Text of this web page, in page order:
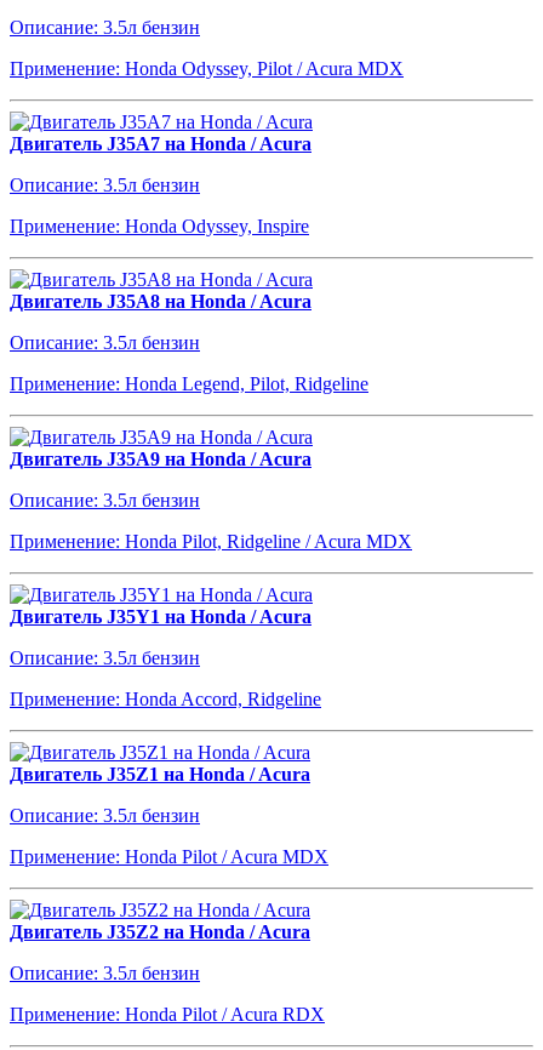
Описание: 3.5л бензин
Применение: Honda Odyssey, Pilot / Acura MDX
Двигатель J35A7 на Honda / Acura
Описание: 3.5л бензин
Применение: Honda Odyssey, Inspire
Двигатель J35A8 на Honda / Acura
Описание: 3.5л бензин
Применение: Honda Legend, Pilot, Ridgeline
Двигатель J35A9 на Honda / Acura
Описание: 3.5л бензин
Применение: Honda Pilot, Ridgeline / Acura MDX
Двигатель J35Y1 на Honda / Acura
Описание: 3.5л бензин
Применение: Honda Accord, Ridgeline
Двигатель J35Z1 на Honda / Acura
Описание: 3.5л бензин
Применение: Honda Pilot / Acura MDX
Двигатель J35Z2 на Honda / Acura
Описание: 3.5л бензин
Применение: Honda Pilot / Acura RDX